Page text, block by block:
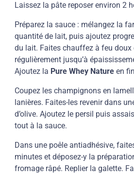
Laissez la pâte reposer environ 2
Préparez la sauce : mélangez la
quantité de lait, puis ajoutez
du lait. Faites chauffez à feu doux
régulièrement jusqu’à
Ajoutez la Pure Whey Nature en
Coupez les champignons en
lanières. Faites-les revenir dans
d’olive. Ajoutez le persil puis
tout à la sauce.
Dans une poêle antiadhésive,
minutes et déposez-y la
fromage râpé. Replier la galette.